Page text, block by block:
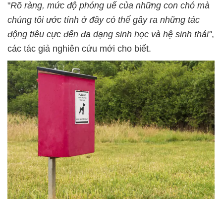
"Rõ ràng, mức độ phóng uế của những con chó mà
chúng tôi ước tính ở đây có thể gây ra những tác
động tiêu cực đến đa dạng sinh học và hệ sinh thái",
các tác giả nghiên cứu mới cho biết.